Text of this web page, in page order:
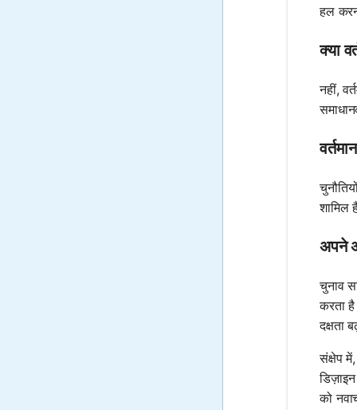
हल
क्या
नहीं,
शामिल
अपने
चुनाव
करता
दक्षता
संक्षेप
को